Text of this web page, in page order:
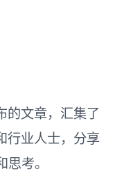
的文章，汇集了
行业人士，分享
考。